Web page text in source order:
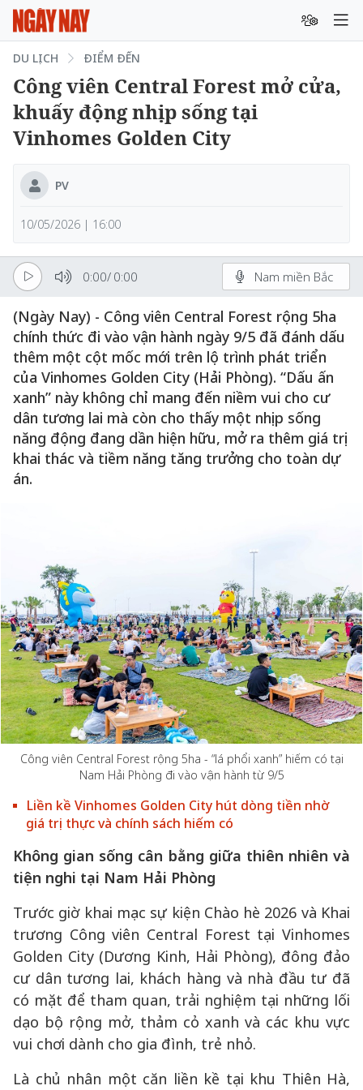
DU LỊCH ĐIỂM ĐẾN
Công viên Central Forest mở cửa,
khuấy động nhịp sống tại
Vinhomes Golden City
PV
10/05/2026 | 16:00
0:00/ 0:00 Nam miền Bắc
(Ngày Nay) - Công viên Central Forest rộng 5ha
chính thức đi vào vận hành ngày 9/5 đã đánh dấu
thêm một cột mốc mới trên lộ trình phát triển
của Vinhomes Golden City (Hải Phòng). “Dấu ấn
xanh” này không chỉ mang đến niềm vui cho cư
dân tương lai mà còn cho thấy một nhịp sống
năng động đang dần hiện hữu, mở ra thêm giá trị
khai thác và tiềm năng tăng trưởng cho toàn dự
án.
Công viên Central Forest rộng 5ha - “lá phổi xanh” hiếm có tại
Nam Hải Phòng đi vào vận hành từ 9/5
Liền kề Vinhomes Golden City hút dòng tiền nhờ
giá trị thực và chính sách hiếm có
Không gian sống cân bằng giữa thiên nhiên và
tiện nghi tại Nam Hải Phòng
Trước giờ khai mạc sự kiện Chào hè 2026 và Khai
trương Công viên Central Forest tại Vinhomes
Golden City (Dương Kinh, Hải Phòng), đông đảo
cư dân tương lai, khách hàng và nhà đầu tư đã
có mặt để tham quan, trải nghiệm tại những lối
dạo bộ rộng mở, thảm cỏ xanh và các khu vực
vui chơi dành cho gia đình, trẻ nhỏ.
Là chủ nhân một căn liền kề tại khu Thiên Hà,